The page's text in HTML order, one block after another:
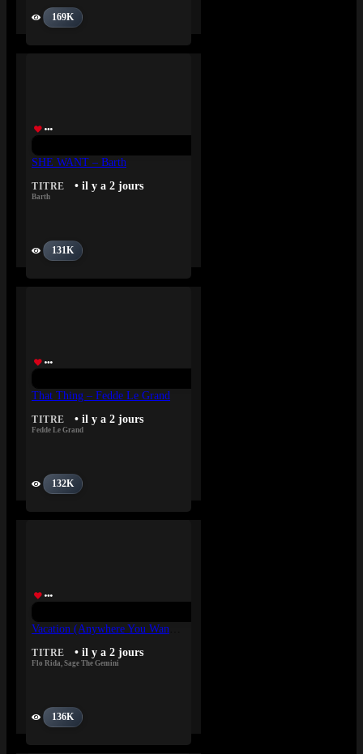
169K
SHE WANT – Barth
TITRE • il y a 2 jours
Barth
131K
That Thing – Fedde Le Grand
TITRE • il y a 2 jours
Fedde Le Grand
132K
TITRE • il y a 2 jours
Flo Rida, Sage The Gemini
136K